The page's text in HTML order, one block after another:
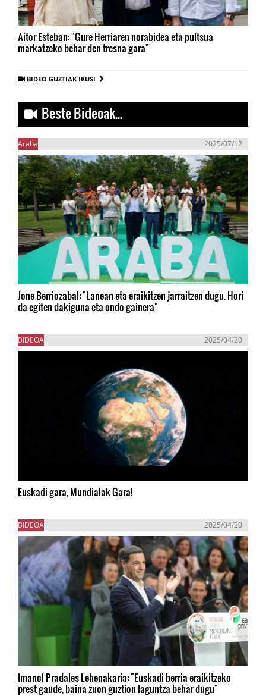
Aitor Esteban: "Gure Herriaren norabidea eta pultsua
markatzeko behar den tresna gara"
BIDEO GUZTIAK IKUSI
Beste Bideoak...
Araba 2025/07/12
Jone Berriozabal: "Lanean eta eraikitzen jarraitzen dugu. Hori
da egiten dakiguna eta ondo gainera"
BIDEOA 2025/04/20
Euskadi gara, Mundialak Gara!
BIDEOA 2025/04/20
Imanol Pradales Lehenakaria: "Euskadi berria eraikitzeko
prest gaude, baina zuon guztion laguntza behar dugu"